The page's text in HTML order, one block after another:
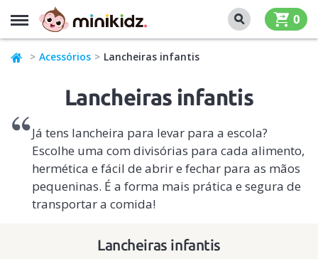
MENU
0
Acessórios Lancheiras infantis
Lancheiras infantis
Já tens lancheira para levar para a escola?
Escolhe uma com divisórias para cada alimento,
hermética e fácil de abrir e fechar para as mãos
pequeninas. É a forma mais prática e segura de
transportar a comida!
Lancheiras infantis